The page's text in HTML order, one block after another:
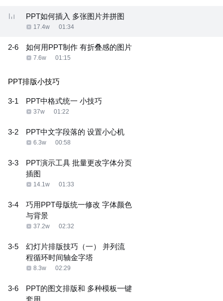
PPT如何插入 多张图片并拼图
17.4w 01:34
2-6 如何用PPT制作 有折叠感的图片
7.6w 01:15
PPT排版小技巧
3-1 PPT中格式统一 小技巧
37w 01:22
3-2 PPT中文字段落的 设置小心机
6.3w 00:58
3-3
PPT演示工具 批量更改字体分页
插图
14.1w 01:33
3-4
巧用PPT母版统一修改 字体颜色
与背景
37.2w 02:32
3-5
幻灯片排版技巧（一） 并列流
程循环时间轴金字塔
8.3w 02:29
3-6
PPT的图文排版和 多种模板一键
套用